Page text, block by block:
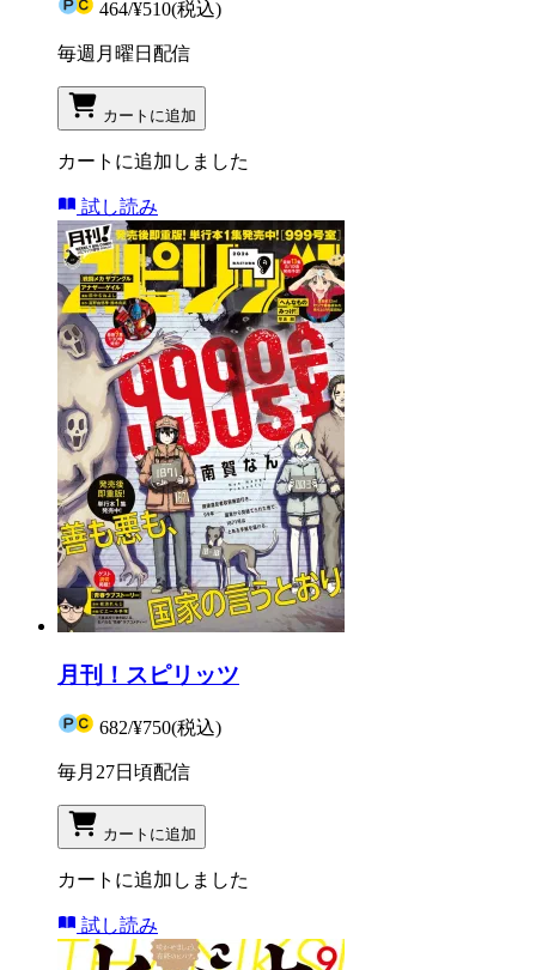
464/¥510(税込)
毎週月曜日配信
カートに追加
カートに追加しました
試し読み
月刊！スピリッツ
682/¥750(税込)
毎月27日頃配信
カートに追加
カートに追加しました
試し読み